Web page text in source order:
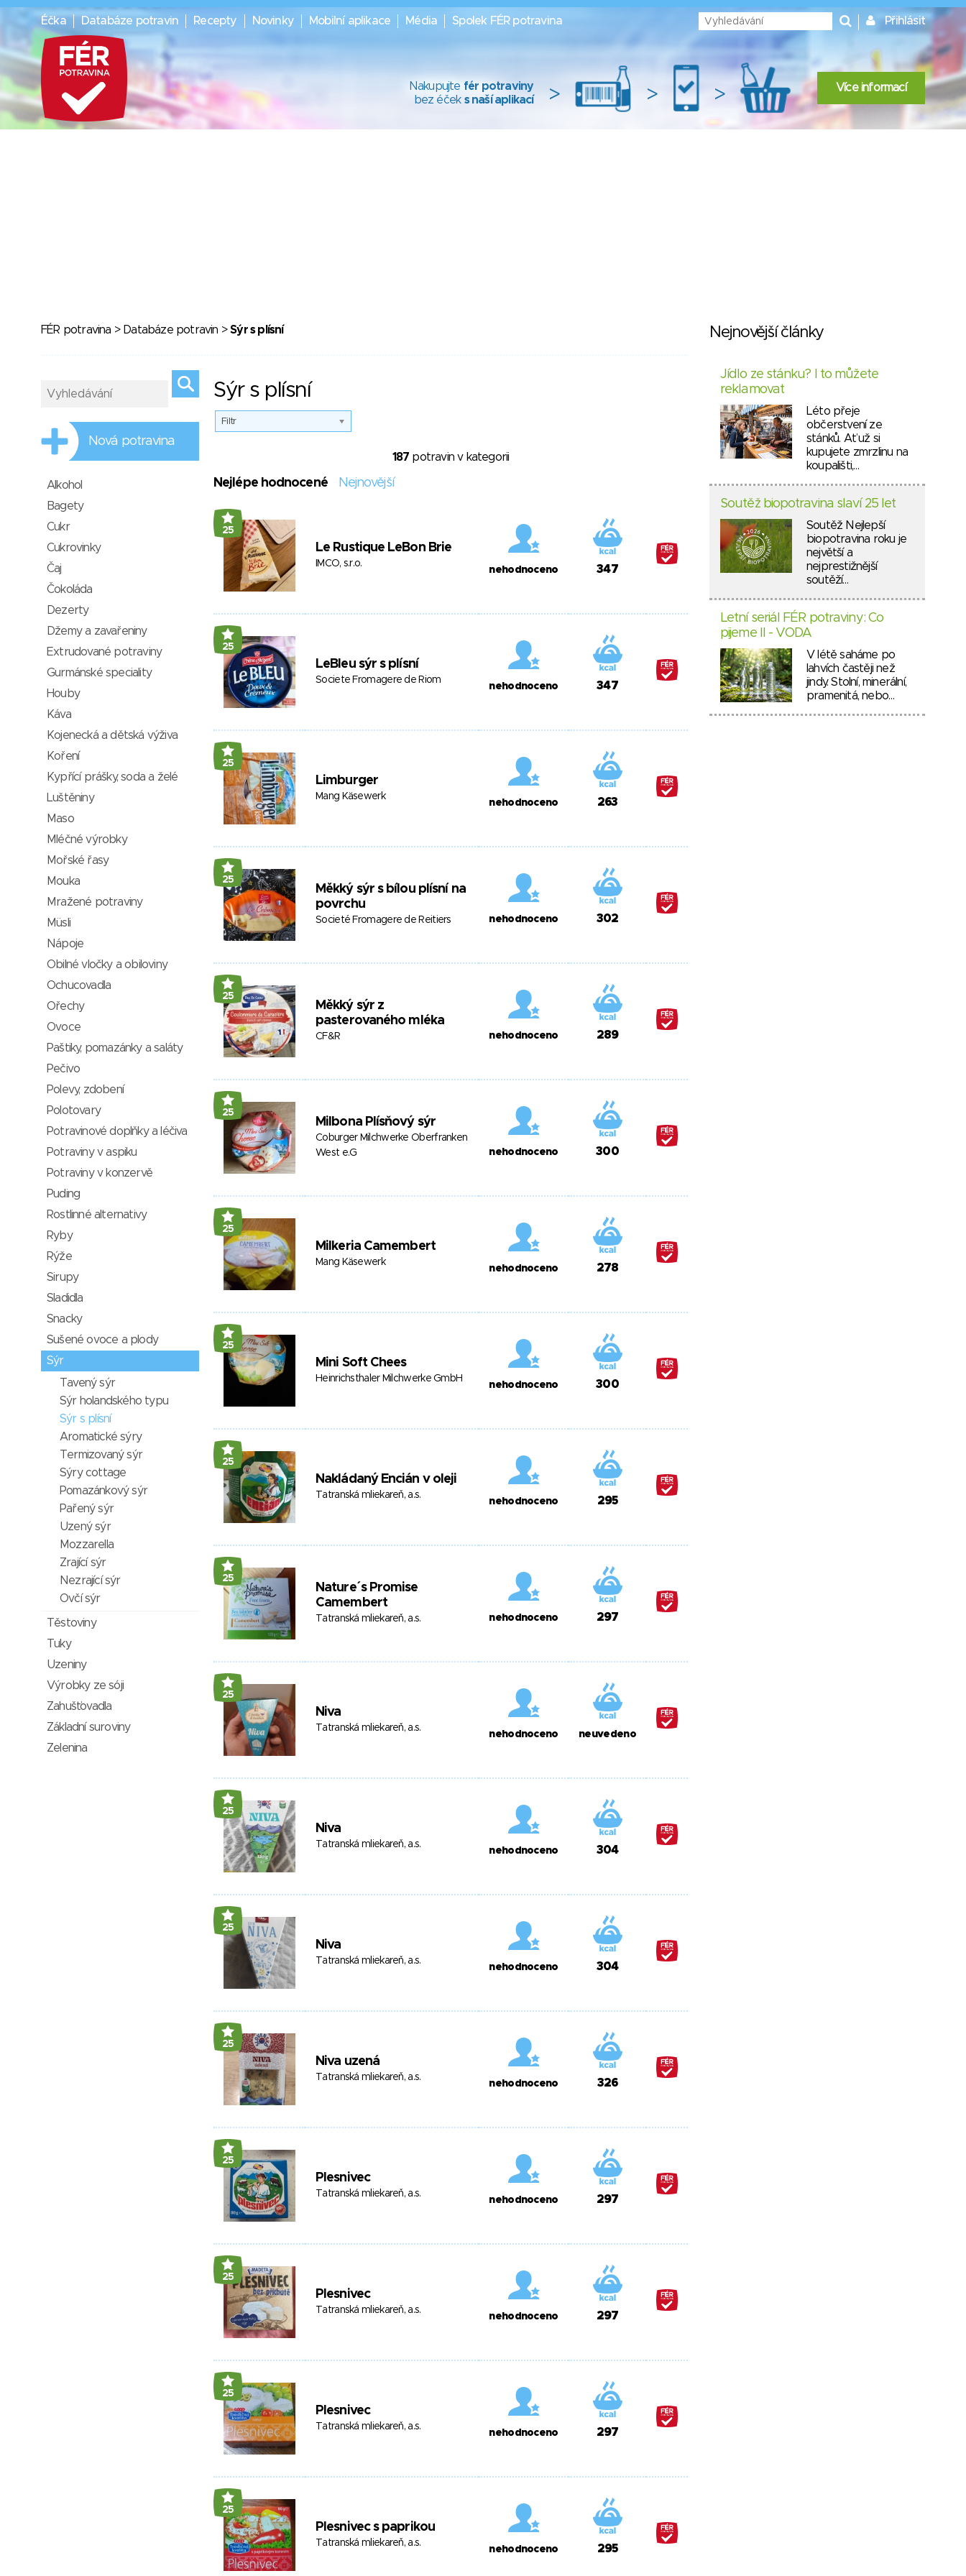
Éčka Databáze potravin Recepty Novinky Mobilní aplikace Média Spolek FÉR potravina Přihlásit
Nakupujte fér potraviny
bez éček s naší aplikací > > > Více informací
FÉR potravina > Databáze potravin >Sýr s plísní
Sýr s plísní
Filtr
187 potravin v kategorii
Nejlépe hodnocené Nejnovější
25
Le Rustique LeBon Brie
IMCO, s.r.o.
nehodnoceno 347
25
LeBleu sýr s plísní
Societe Fromagere de Riom
nehodnoceno 347
25
Limburger
Mang Käsewerk
nehodnoceno 263
25
Měkký sýr s bílou plísní na
povrchu
Societé Fromagere de Reitiers nehodnoceno 302
25
Měkký sýr z
pasterovaného mléka
CF&R nehodnoceno 289
25
Milbona Plísňový sýr
Coburger Milchwerke Oberfranken
West e.G
nehodnoceno 300
25
Milkeria Camembert
Mang Käsewerk
nehodnoceno 278
25
Mini Soft Chees
Heinrichsthaler Milchwerke GmbH
nehodnoceno 300
25
Nakládaný Encián v oleji
Tatranská mliekareň, a.s.
nehodnoceno 295
25
Nature´s Promise
Camembert
Tatranská mliekareň, a.s. nehodnoceno 297
25
Niva
Tatranská mliekareň, a.s.
nehodnoceno neuvedeno
25
Niva
Tatranská mliekareň, a.s.
nehodnoceno 304
25
Niva
Tatranská mliekareň, a.s.
nehodnoceno 304
25
Niva uzená
Tatranská mliekareň, a.s.
nehodnoceno 326
25
Plesnivec
Tatranská mliekareň, a.s.
nehodnoceno 297
25
Plesnivec
Tatranská mliekareň, a.s.
nehodnoceno 297
25
Plesnivec
Tatranská mliekareň, a.s.
nehodnoceno 297
25
Plesnivec s paprikou
Tatranská mliekareň, a.s.
nehodnoceno 295
Nová potravina
Alkohol
Bagety
Cukr
Cukrovinky
Čaj
Čokoláda
Dezerty
Džemy a zavařeniny
Extrudované potraviny
Gurmánské speciality
Houby
Káva
Kojenecká a dětská výživa
Koření
Kypřící prášky, soda a želé
Luštěniny
Maso
Mléčné výrobky
Mořské řasy
Mouka
Mražené potraviny
Müsli
Nápoje
Obilné vločky a obiloviny
Ochucovadla
Ořechy
Ovoce
Paštiky, pomazánky a saláty
Pečivo
Polevy, zdobení
Polotovary
Potravinové doplňky a léčiva
Potraviny v aspiku
Potraviny v konzervě
Puding
Rostlinné alternativy
Ryby
Rýže
Sirupy
Sladidla
Snacky
Sušené ovoce a plody
Sýr
Tavený sýr
Sýr holandského typu
Sýr s plísní
Aromatické sýry
Termizovaný sýr
Sýry cottage
Pomazánkový sýr
Pařený sýr
Uzený sýr
Mozzarella
Zrající sýr
Nezrající sýr
Ovčí sýr
Těstoviny
Tuky
Uzeniny
Výrobky ze sóji
Zahušťovadla
Základní suroviny
Zelenina
Nejnovější články
Jídlo ze stánku? I to můžete
reklamovat
Léto přeje
občerstvení ze
stánků. Ať už si
kupujete zmrzlinu na
koupališti,…
Soutěž biopotravina slaví 25 let
Soutěž Nejlepší
biopotravina roku je
největší a
nejprestižnější
soutěží…
Letní seriál FÉR potraviny: Co
pijeme II - VODA
V létě saháme po
lahvích častěji než
jindy. Stolní, minerální,
pramenitá, nebo…